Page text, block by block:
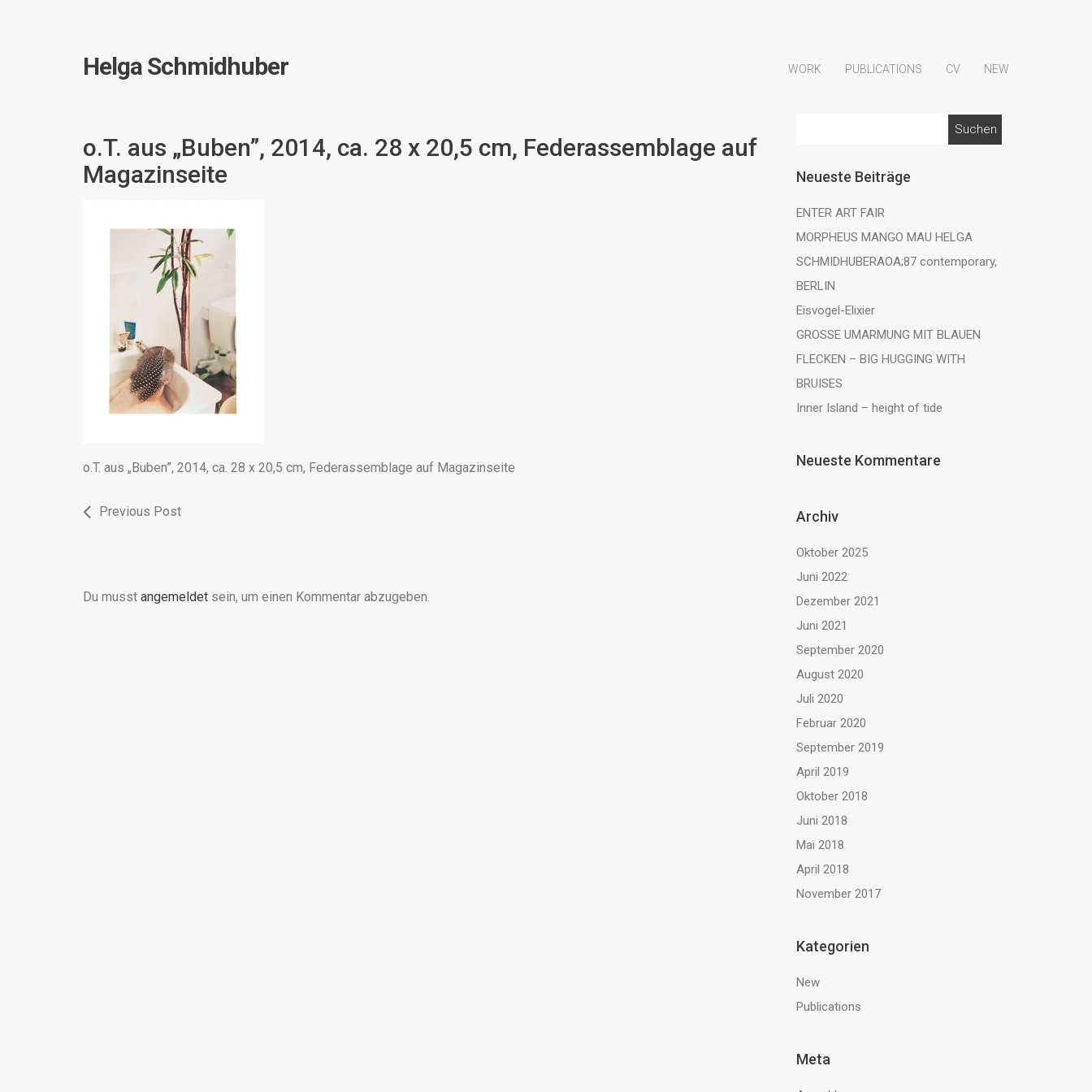
Helga Schmidhuber WORK PUBLICATIONS CV NEW
o.T. aus „Buben”, 2014, ca. 28 x 20,5 cm, Federassemblage auf
Magazinseite
o.T. aus „Buben”, 2014, ca. 28 x 20,5 cm, Federassemblage auf Magazinseite
Previous Post
Du musst angemeldet sein, um einen Kommentar abzugeben.
Neueste Beiträge
ENTER ART FAIR
MORPHEUS MANGO MAU HELGA
SCHMIDHUBERAOA;87 contemporary,
BERLIN
Eisvogel-Elixier
GROSSE UMARMUNG MIT BLAUEN
FLECKEN – BIG HUGGING WITH
BRUISES
Inner Island – height of tide
Neueste Kommentare
Archiv
Oktober 2025
Juni 2022
Dezember 2021
Juni 2021
September 2020
August 2020
Juli 2020
Februar 2020
September 2019
April 2019
Oktober 2018
Juni 2018
Mai 2018
April 2018
November 2017
Kategorien
New
Publications
Meta